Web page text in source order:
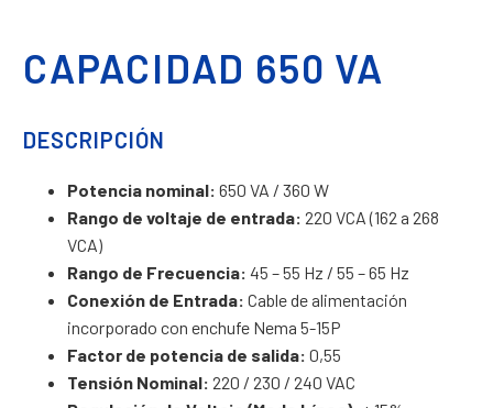
CAPACIDAD 650 VA
DESCRIPCIÓN
Potencia nominal: 650 VA / 360 W
Rango de voltaje de entrada: 220 VCA (162 a 268
VCA)
Rango de Frecuencia: 45 – 55 Hz / 55 – 65 Hz
Conexión de Entrada: Cable de alimentación
incorporado con enchufe Nema 5-15P
Factor de potencia de salida: 0,55
Tensión Nominal: 220 / 230 / 240 VAC